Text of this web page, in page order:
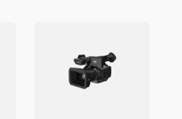
Подробнее →
Подробнее →